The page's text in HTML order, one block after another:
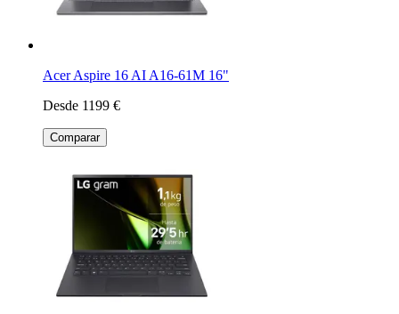
Acer Aspire 16 AI A16-61M 16"
Desde 1199 €
Comparar